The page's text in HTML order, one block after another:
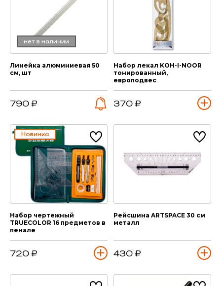
нет в наличии
Линейка алюминиевая 50
см, шт
790 ₽
Набор лекал KOH-I-NOOR
тонированный,
европодвес
370 ₽
Новинка
Набор чертежный
TRUECOLOR 16 предметов в
пенале
720 ₽
Рейсшина ARTSPACE 30 см
металл
430 ₽